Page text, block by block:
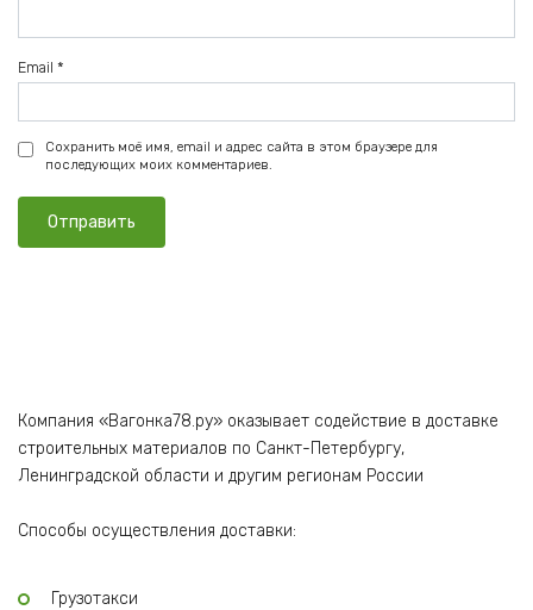
Email *
Сохранить моё имя, email и адрес сайта в этом браузере для
последующих моих комментариев.
Компания «Вагонка78.ру» оказывает содействие в доставке
строительных материалов по Санкт-Петербургу,
Ленинградской области и другим регионам России
Способы осуществления доставки:
Грузотакси